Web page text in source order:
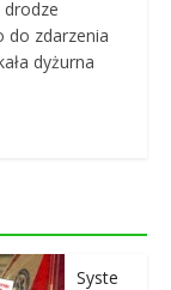
drodze
do zdarzenia
dyżurna
Syste